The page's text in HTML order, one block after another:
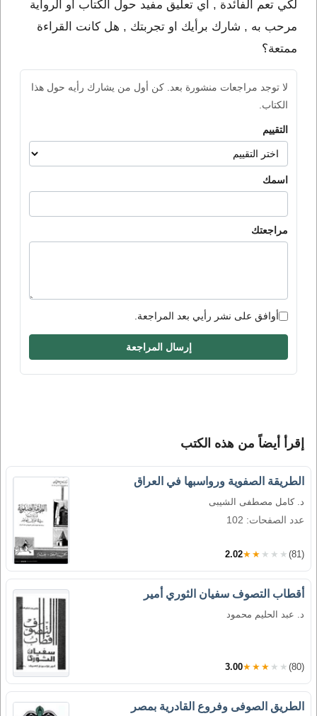
لكي تعم الفائدة , أي تعليق مفيد حول الكتاب او الرواية
مرحب به , شارك برأيك او تجربتك , هل كانت القراءة
ممتعة؟
لا توجد مراجعات منشورة بعد. كن أول من يشارك رأيه حول هذا
الكتاب.
التقييم
اسمك
مراجعتك
أوافق على نشر رأيي بعد المراجعة.
إرسال المراجعة
إقرأ أيضاً من هذه الكتب
الطريقة الصفوية ورواسبها في العراق
د. كامل مصطفى الشيبى
عدد الصفحات: 102
2.02★★★★★ (81)
أقطاب التصوف سفيان الثوري أمير
د. عبد الحليم محمود
3.00★★★★★ (80)
الطريق الصوفى وفروع القادرية بمصر